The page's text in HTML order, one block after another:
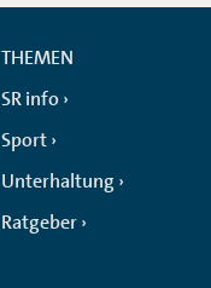
THEMEN
SR info
Sport
Unterhaltung
Ratgeber